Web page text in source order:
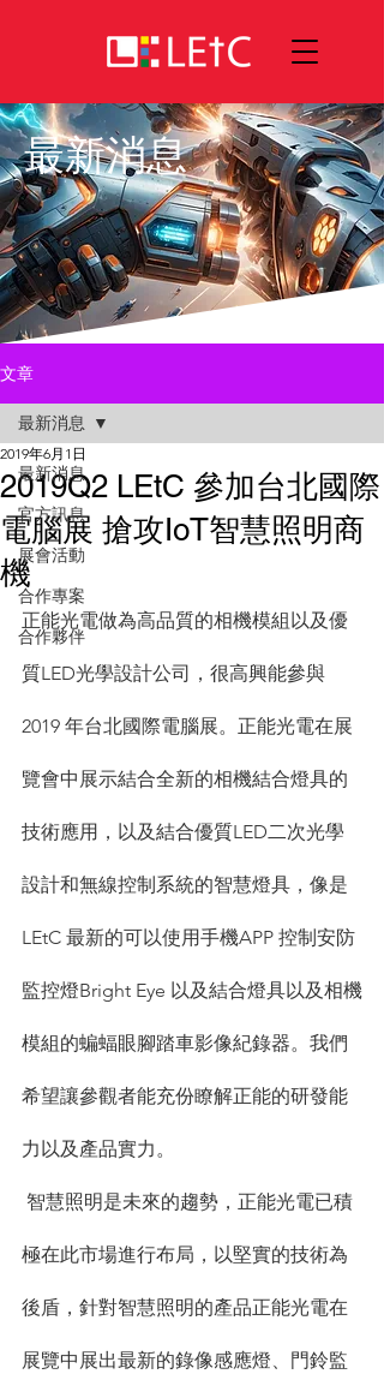
最新消息
文章
最新消息
官方訊息
展會活動
合作專案
合作夥伴
最新消息
2019Q2 LEtC 參加台北國際
電腦展 搶攻IoT智慧照明商
機
2019年6月1日
正能光電做為高品質的相機模組以及優
質LED光學設計公司，很高興能參與
2019 年台北國際電腦展。正能光電在展
覽會中展示結合全新的相機結合燈具的
技術應用，以及結合優質LED二次光學
設計和無線控制系統的智慧燈具，像是
LEtC 最新的可以使用手機APP 控制安防
監控燈Bright Eye 以及結合燈具以及相機
模組的蝙蝠眼腳踏車影像紀錄器。我們
希望讓參觀者能充份瞭解正能的研發能
力以及產品實力。
極在此市場進行布局，以堅實的技術為
後盾，針對智慧照明的產品正能光電在
展覽中展出最新的錄像感應燈、門鈴監